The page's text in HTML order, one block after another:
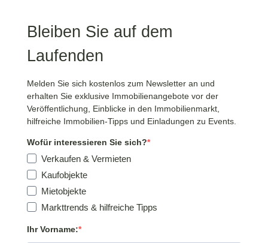
Bleiben Sie auf dem
Laufenden
Melden Sie sich kostenlos zum Newsletter an und
erhalten Sie exklusive Immobilienangebote vor der
Veröffentlichung, Einblicke in den Immobilienmarkt,
hilfreiche Immobilien-Tipps und Einladungen zu Events.
Wofür interessieren Sie sich?
Verkaufen & Vermieten
Kaufobjekte
Mietobjekte
Markttrends & hilfreiche Tipps
Ihr Vorname: